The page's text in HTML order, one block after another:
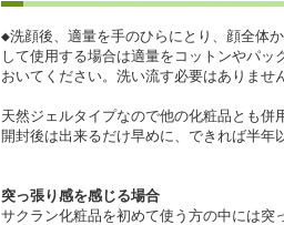
◆洗顔後、適量を手のひらにとり、顔全体
して使用する場合は適量をコットンやパ
おいてください。洗い流す必要はありません
天然ジェルタイプなので他の化粧品とも併
開封後は出来るだけ早めに、できれば半年
突っ張り感を感じる場合
サクラン化粧品を初めて使う方の中には突